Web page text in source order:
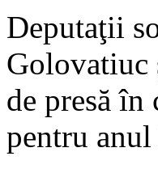
Deputaţii
Golovatiuc
de presă
pentru